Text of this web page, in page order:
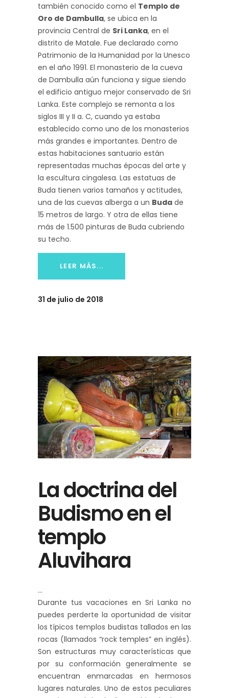
también conocido como el Templo de
Oro de Dambulla, se ubica en la
provincia Central de Sri Lanka, en el
distrito de Matale. Fue declarado como
Patrimonio de la Humanidad por la Unesco
en el año 1991. El monasterio de la cueva
de Dambulla aún funciona y sigue siendo
el edificio antiguo mejor conservado de Sri
Lanka. Este complejo se remonta a los
siglos III y II a. C, cuando ya estaba
establecido como uno de los monasterios
más grandes e importantes. Dentro de
estas habitaciones santuario están
representadas muchas épocas del arte y
la escultura cingalesa. Las estatuas de
Buda tienen varios tamaños y actitudes,
una de las cuevas alberga a un Buda de
15 metros de largo. Y otra de ellas tiene
más de 1.500 pinturas de Buda cubriendo
su techo.
LEER MÁS...
31 de julio de 2018
La doctrina del
Budismo en el
templo
Aluvihara
Durante tus vacaciones en Sri Lanka no
puedes perderte la oportunidad de visitar
los típicos templos budistas tallados en las
rocas (llamados “rock temples” en inglés).
Son estructuras muy características que
por su conformación generalmente se
encuentran enmarcadas en hermosos
lugares naturales. Uno de estos peculiares